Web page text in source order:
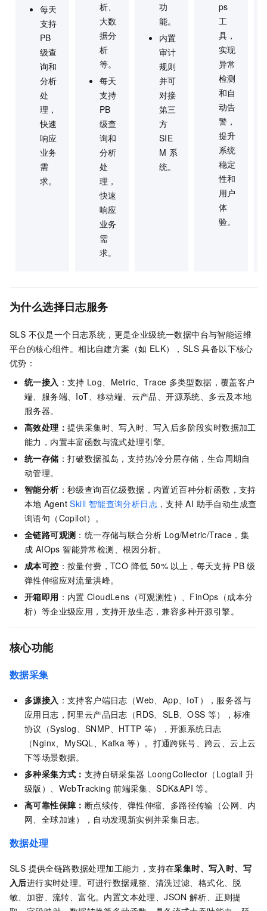
每天
支持
PB
级查
询和
分析
处
理，
快速
响应
业务
需
求。
析、
大数
据分
析
等。
每天
支持
PB
级查
询和
分析
处
理，
快速
响应
业务
需
求。
功
能。
内置
审计
规则
并可
对接
第三
方
SIE
M 系
统。
ps
工
具，
实现
异常
检测
和自
动告
警，
提升
系统
稳定
性和
用户
体
验。
为什么选择日志服务
SLS 不仅是一个日志系统，更是企业级统一数据中台与智能运维
平台的核心组件。相比自建方案（如 ELK），SLS 具备以下核心
优势：
统一接入 ：支持 Log、Metric、Trace 多类型数据，覆盖客户
端、服务端、IoT、移动端、云产品、开源系统、多云及本地
服务器。
高效处理： 提供采集时、写入时、写入后多阶段实时数据加工
能力，内置丰富函数与流式处理引擎。
统一存储 ：打破数据孤岛，支持热/冷分层存储，生命周期自
动管理。
智能分析：秒级查询百亿级数据，内置近百种分析函数，支持
本地 AgentSkill 智能查询分析日志 ，支持 AI 助手自动生成查
询语句（Copilot） 。
全链路可观测 ：统一存储与联合分析 Log/Metric/Trace，集
成 AIOps 智能异常检测、根因分析。
成本可控 ：按量付费，TCO 降低 50% 以上，每天支持 PB 级
弹性伸缩应对流量洪峰。
开箱即用 ：内置 CloudLens（可观测性）、FinOps（成本分
析）等企业级应用，支持开放生态，兼容多种开源引擎。
核心功能
数据采集
多源接入 ：支持客户端日志（Web、App、IoT），服务器与
应用日志，阿里云产品日志（RDS、SLB、OSS 等），标准
协议（Syslog、SNMP、HTTP 等），开源系统日志
（Nginx、MySQL、Kafka 等）。打通跨账号、跨云、云上云
下等场景数据。
多种采集方式： 支持自研采集器 LoongCollector（Logtail 升
级版）、WebTracking 前端采集、SDK&API 等。
高可靠性保障： 断点续传、弹性伸缩、多路径传输（公网、内
网、全球加速），自动发现新实例并采集日志。
数据处理
SLS 提供全链路数据处理加工能力，支持在采集时、写入时、写
入后进行实时处理。可进行数据规整、清洗过滤、格式化、脱
敏、加密、流转、富化。内置文本处理、JSON 解析、正则提